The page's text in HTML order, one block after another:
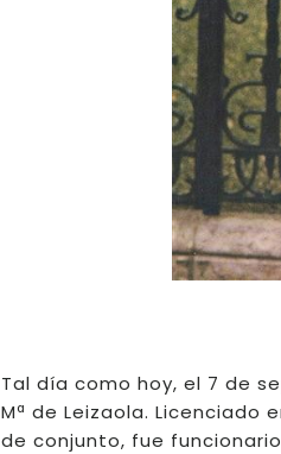
Tal día como hoy, el 7 de
Mª de Leizaola. Licenciado
de conjunto, fue